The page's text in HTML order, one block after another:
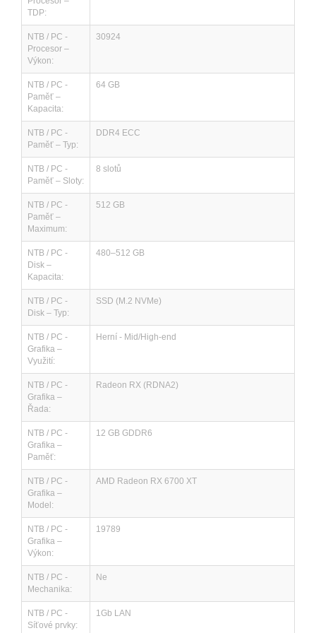
TDP:
NTB / PC -
Procesor –
Výkon:
30924
NTB / PC -
Paměť –
Kapacita:
64 GB
NTB / PC -
Paměť – Typ:
DDR4 ECC
NTB / PC -
Paměť – Sloty:
8 slotů
NTB / PC -
Paměť –
Maximum:
512 GB
NTB / PC -
Disk –
Kapacita:
480–512 GB
NTB / PC -
Disk – Typ:
SSD (M.2 NVMe)
NTB / PC -
Grafika –
Využití:
Herní - Mid/High-end
NTB / PC -
Grafika –
Řada:
Radeon RX (RDNA2)
NTB / PC -
Grafika –
Paměť:
12 GB GDDR6
NTB / PC -
Grafika –
Model:
AMD Radeon RX 6700 XT
NTB / PC -
Grafika –
Výkon:
19789
NTB / PC -
Mechanika:
Ne
NTB / PC -
Síťové prvky:
1Gb LAN